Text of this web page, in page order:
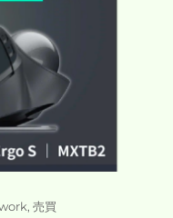
,売買